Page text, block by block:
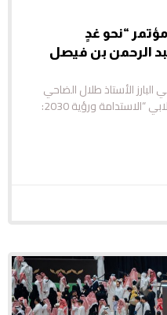
“نحو غدٍ
الرحمن بن فيصل
الأستاذ طلال الضاحي
للمشاركة في فعاليات المؤتمر الطلابي “الاستدامة ورؤية 2030: